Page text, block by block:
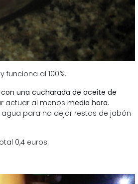
al 100%.
una cucharada de aceite de
actuar al menos media hora.
para no dejar restos de jabón
0,4 euros.